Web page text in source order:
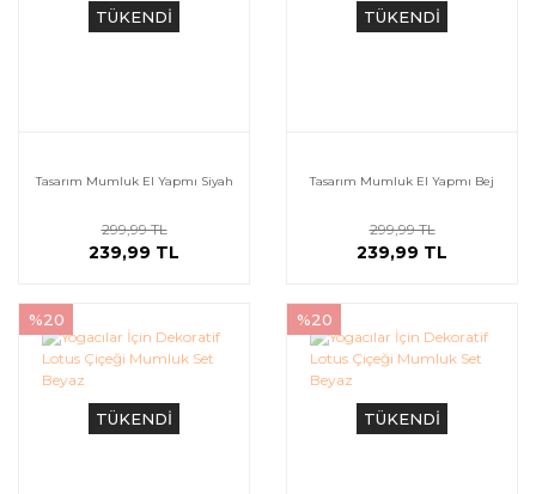
TÜKENDİ
Tasarım Mumluk El Yapmı Siyah
299,99 TL
239,99 TL
TÜKENDİ
Tasarım Mumluk El Yapmı Bej
299,99 TL
239,99 TL
TÜKENDİ
%20
TÜKENDİ
%20